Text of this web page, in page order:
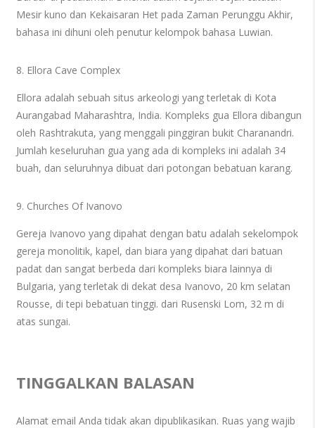
Mesir kuno dan Kekaisaran Het pada Zaman Perunggu Akhir,
bahasa ini dihuni oleh penutur kelompok bahasa Luwian.
8. Ellora Cave Complex
Ellora adalah sebuah situs arkeologi yang terletak di Kota
Aurangabad Maharashtra, India. Kompleks gua Ellora dibangun
oleh Rashtrakuta, yang menggali pinggiran bukit Charanandri.
Jumlah keseluruhan gua yang ada di kompleks ini adalah 34
buah, dan seluruhnya dibuat dari potongan bebatuan karang.
9. Churches Of Ivanovo
Gereja Ivanovo yang dipahat dengan batu adalah sekelompok
gereja monolitik, kapel, dan biara yang dipahat dari batuan
padat dan sangat berbeda dari kompleks biara lainnya di
Bulgaria, yang terletak di dekat desa Ivanovo, 20 km selatan
Rousse, di tepi bebatuan tinggi. dari Rusenski Lom, 32 m di
atas sungai.
TINGGALKAN BALASAN
Alamat email Anda tidak akan dipublikasikan. Ruas yang wajib